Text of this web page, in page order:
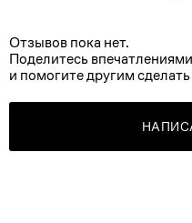
Отзывов пока нет.
Поделитесь
и помогите другим